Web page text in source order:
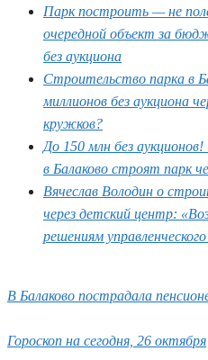
Парк построить — не
очередной объект за
без аукциона
Строительство парка в
миллионов без аукциона
кружков?
До 150 млн без
в Балаково строят парк
Вячеслав Володин о
через детский центр:
решениям
В Балаково пострадала
Гороскоп на сегодня, 26 октября